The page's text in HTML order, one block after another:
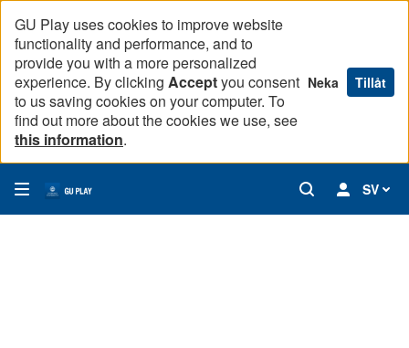
GU Play uses cookies to improve website
functionality and performance, and to
provide you with a more personalized
experience. By clicking Acceptyou consent
to us saving cookies on your computer. To
find out more about the cookies we use, see
this information.
Neka Tillåt
SV